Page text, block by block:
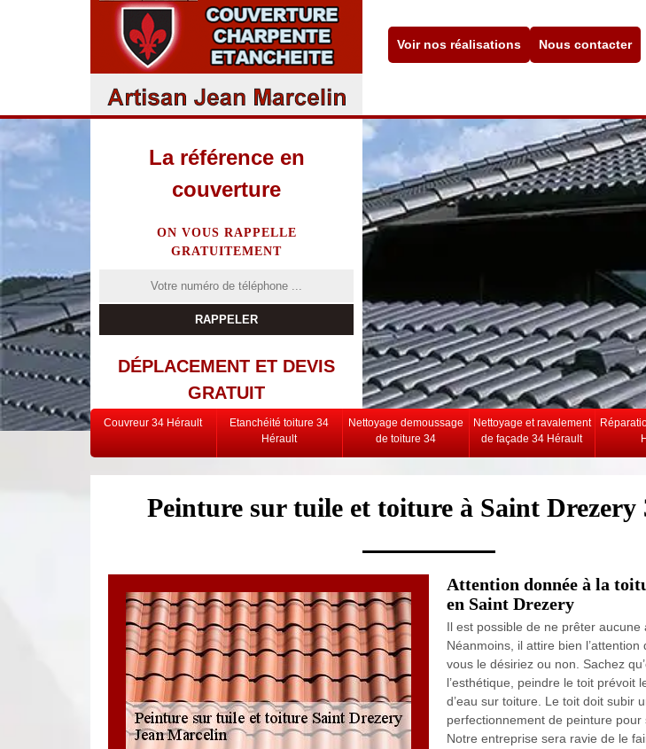
Voir nos réalisations Nous contacter
La référence en
couverture
ON VOUS RAPPELLE
GRATUITEMENT
DÉPLACEMENT ET DEVIS
GRATUIT
Couvreur 34 Hérault
Etanchéité toiture 34
Hérault
Nettoyage demoussage
de toiture 34
Nettoyage et ravalement
de façade 34 Hérault
Peinture sur tuile et toiture à Saint Drezery
Attention donnée à la
en Saint Drezery
Il est possible de ne prêter aucune
Néanmoins, il attire bien l’attention
vous le désiriez ou non. Sachez
l’esthétique, peindre le toit prévoit
d’eau sur toiture. Le toit doit subir
perfectionnement de peinture pour
Notre entreprise sera ravie de le